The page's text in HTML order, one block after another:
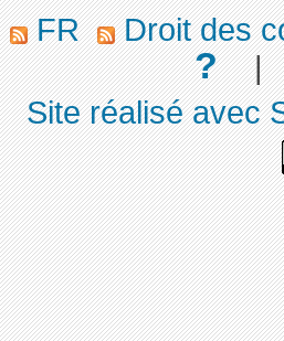
FR
Droit des
?
Site réalisé avec